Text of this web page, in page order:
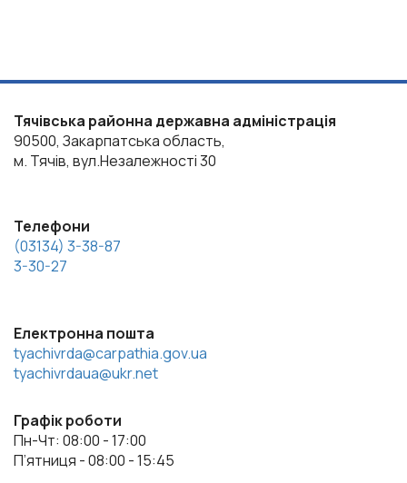
Тячівська районна державна адміністрація
90500, Закарпатська область,
м. Тячів, вул.Незалежності 30
Телефони
(03134) 3-38-87
3-30-27
Електронна пошта
tyachivrda@carpathia.gov.ua
tyachivrdaua@ukr.net
Графік роботи
Пн-Чт: 08:00 - 17:00
П’ятниця - 08:00 - 15:45